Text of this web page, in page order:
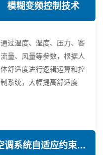
模糊变频控制技术
通过温度、湿度、压力、客
流量、风量等参数，根据人
体舒适度进行逻辑运算和控
制系统，大幅提高舒适度
空调系统自适应约束控制技术